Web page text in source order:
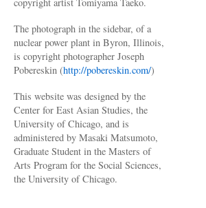
The photograph in the sidebar, of a
nuclear power plant in Byron, Illinois,
is copyright photographer Joseph
Pobereskin (http://pobereskin.com/)
This website was designed by the
Center for East Asian Studies, the
University of Chicago, and is
administered by Masaki Matsumoto,
Graduate Student in the Masters of
Arts Program for the Social Sciences,
the University of Chicago.